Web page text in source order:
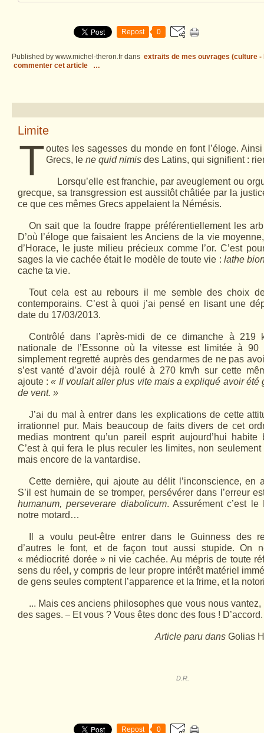
Repost 0
Published by www.michel-theron.fr dans extraits de mes ouvrages (culture
commenter cet article
…
Limite
Toutes les sagesses du monde en font l’éloge.
Grecs, le ne quid nimis des Latins, qui signifient :
Lorsqu’elle est franchie, par aveuglement ou
grecque, sa transgression est aussitôt châtiée par la
ce que ces mêmes Grecs appelaient la Némésis.
On sait que la foudre frappe préférentiellement les
D’où l’éloge que faisaient les Anciens de la vie moyenne,
d’Horace, le juste milieu précieux comme l’or. C’est
sages la vie cachée était le modèle de toute vie : lathe
cache ta vie.
Tout cela est au rebours il me semble des choix
contemporains. C’est à quoi j’ai pensé en lisant une
date du 17/03/2013.
Contrôlé dans l’après-midi de ce dimanche à 219
nationale de l’Essonne où la vitesse est limitée à 90
simplement regretté auprès des gendarmes de ne pas
s’est vanté d’avoir déjà roulé à 270 km/h sur cette
ajoute :« Il voulait aller plus vite mais a expliqué avoir été
de vent. »
J’ai du mal à entrer dans les explications de cette
irrationnel pur. Mais beaucoup de faits divers de cet
medias montrent qu’un pareil esprit aujourd’hui
C’est à qui fera le plus reculer les limites, non
mais encore de la vantardise.
Cette dernière, qui ajoute au délit l’incons­cience, en
S’il est humain de se tromper, persévérer dans l’erreur
humanum, perseverare diabolicum. Assurément c’est
notre motard…
Il a voulu peut-être entrer dans le Guinness des
d’autres le font, et de façon tout aussi stupide. On
« médiocrité dorée » ni vie cachée. Au mépris de toute
sens du réel, y compris de leur propre intérêt matériel
de gens seules comptent l’apparence et la frime, et la
... Mais ces anciens philosophes que vous nous
des sages. – Et vous ? Vous êtes donc des fous ! D’accord.
Article paru dans Golias
D.R.
Repost 0